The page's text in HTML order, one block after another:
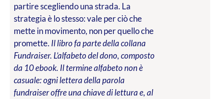
partire scegliendo una strada. La
strategia è lo stesso: vale per ciò che
mette in movimento, non per quello che
promette. Il libro fa parte della collana
Fundraiser. L’alfabeto del dono, composto
da 10 ebook. Il termine alfabeto non è
casuale: ogni lettera della parola
fundraiser offre una chiave di lettura e, al